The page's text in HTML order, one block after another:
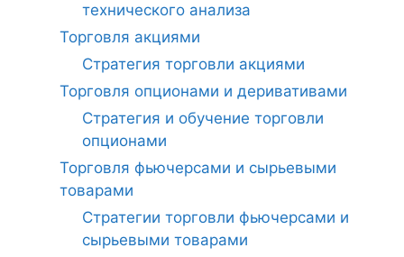
технического анализа
Торговля акциями
Стратегия торговли акциями
Торговля опционами и деривативами
Стратегия и обучение торговли
опционами
Торговля фьючерсами и сырьевыми
товарами
Стратегии торговли фьючерсами и
сырьевыми товарами